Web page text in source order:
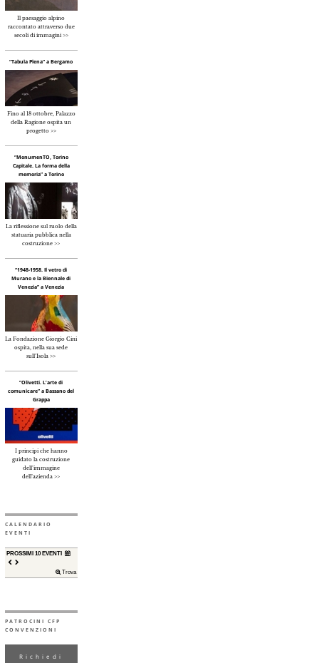
Il paesaggio alpino
raccontato attraverso due
secoli di immagini >>
“Tabula Plena” a Bergamo
Fino al 18 ottobre, Palazzo
della Ragione ospita un
progetto >>
“MonumenTO, Torino
Capitale. La forma della
memoria” a Torino
La riflessione sul ruolo della
statuaria pubblica nella
costruzione >>
“1948-1958. Il vetro di
Murano e la Biennale di
Venezia” a Venezia
La Fondazione Giorgio Cini
ospita, nella sua sede
sull’Isola >>
“Olivetti. L’arte di
comunicare” a Bassano del
Grappa
I principi che hanno
guidato la costruzione
dell’immagine
dell’azienda >>
CALENDARIO
EVENTI
PROSSIMI 10 EVENTI
Trova
PATROCINI CFP
CONVENZIONI
Richiedi